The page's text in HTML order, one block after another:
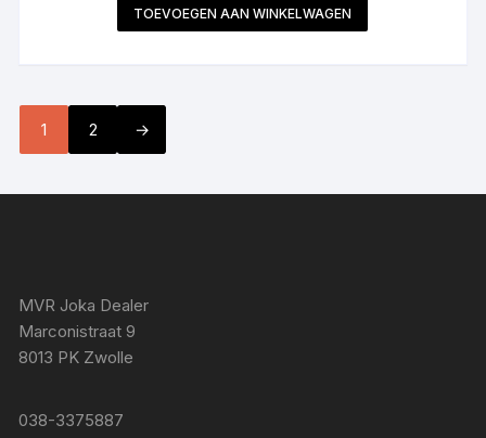
TOEVOEGEN AAN WINKELWAGEN
1 2 →
MVR Joka Dealer
Marconistraat 9
8013 PK Zwolle
038-3375887